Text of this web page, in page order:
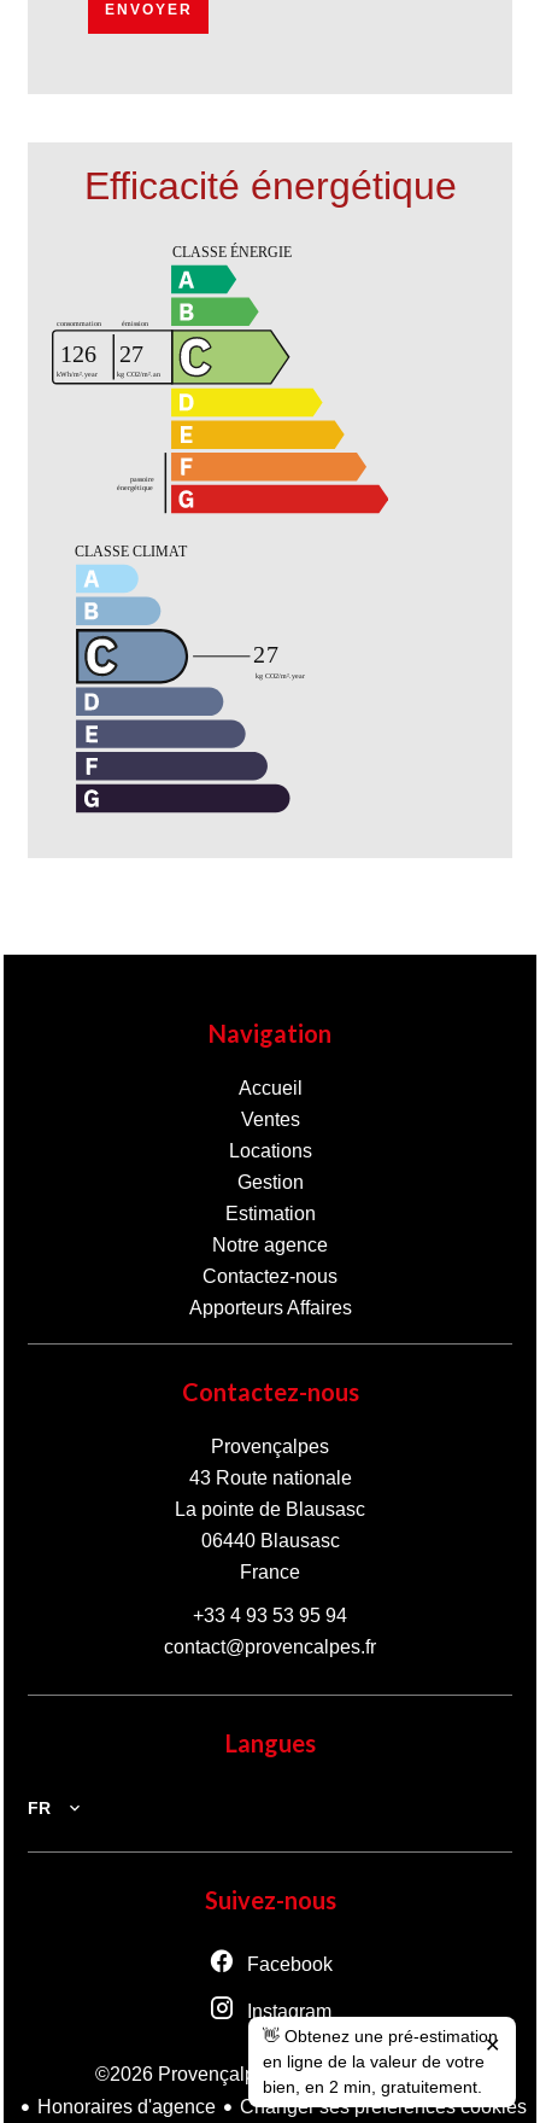
ENVOYER
Efficacité énergétique
Navigation
Accueil
Ventes
Locations
Gestion
Estimation
Notre agence
Contactez-nous
Apporteurs Affaires
Contactez-nous
Provençalpes
43 Route nationale
La pointe de Blausasc
06440Blausasc
France
+33 4 93 53 95 94
contact@provencalpes.fr
Langues
FR
Suivez-nous
Facebook
Instagram
©2026 Provençalpes
Mentions légales
Honoraires d'agence
Changer ses préférences cookies
👋 Obtenez une pré-estimation
en ligne de la valeur de votre
bien, en 2 min, gratuitement.
✕